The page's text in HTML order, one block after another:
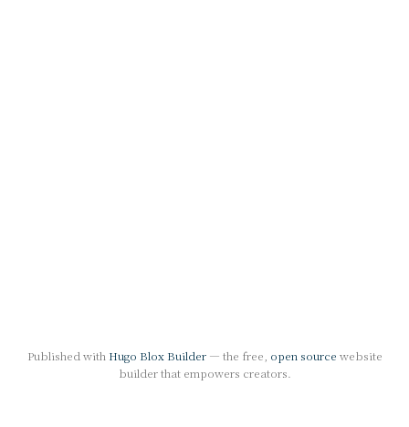
Published with Hugo Blox Builder— the free, open source website
builder that empowers creators.